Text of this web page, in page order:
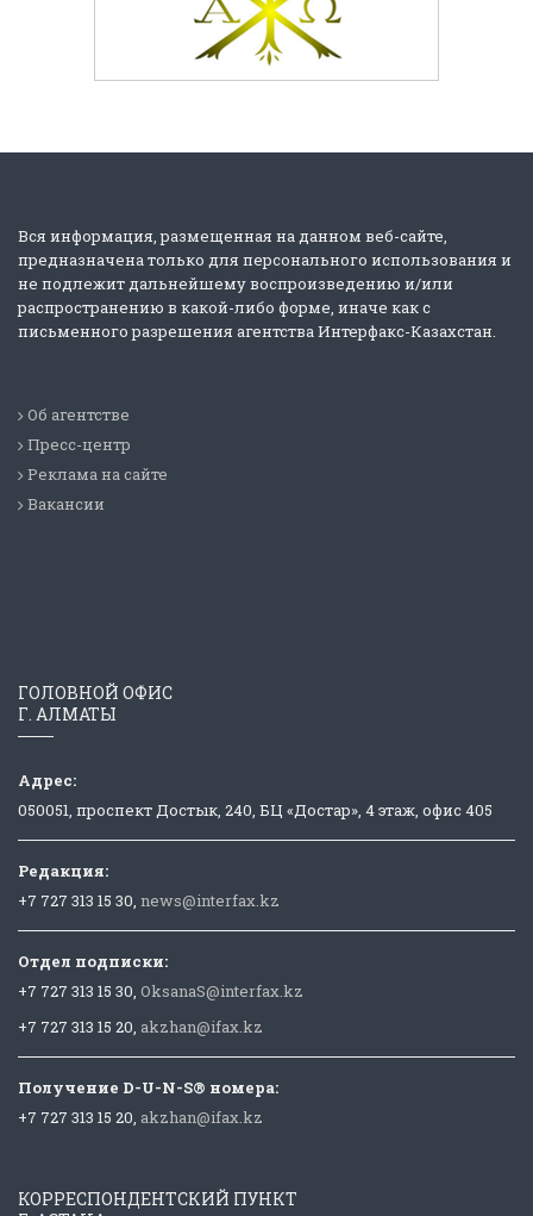
Вся информация, размещенная на данном веб-сайте,
предназначена только для персонального использования и
не подлежит дальнейшему воспроизведению и/или
распространению в какой-либо форме, иначе как с
письменного разрешения агентства Интерфакс-Казахстан.
Об агентстве
Пресс-центр
Реклама на сайте
Вакансии
ГОЛОВНОЙ ОФИС
Г. АЛМАТЫ
Адрес:
050051, проспект Достык, 240, БЦ «Достар», 4 этаж, офис 405
Редакция:
+7 727 313 15 30, news@interfax.kz
Отдел подписки:
+7 727 313 15 30, OksanaS@interfax.kz
+7 727 313 15 20, akzhan@ifax.kz
Получение D-U-N-S® номера:
+7 727 313 15 20, akzhan@ifax.kz
КОРРЕСПОНДЕНТСКИЙ ПУНКТ